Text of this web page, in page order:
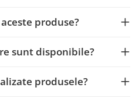
produse?
sunt disponibile?
produsele?